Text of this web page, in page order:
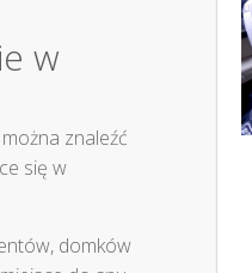
w
znaleźć
się w
domków